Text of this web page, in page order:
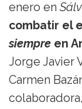
enero en
combatir el
siempre en
Jorge Javier
Carmen